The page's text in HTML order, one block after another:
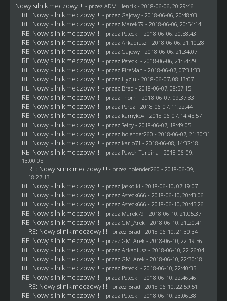
Nowy silnik meczowy !!! - przez ADM_Henrik - 2018-06-06, 20:29:46
RE: Nowy silnik meczowy !!! - przez Gajowy- 2018-06-06, 20:48:03
RE: Nowy silnik meczowy !!! - przez Marek79 - 2018-06-06, 20:54:14
RE: Nowy silnik meczowy !!! - przez Petecki - 2018-06-06, 20:58:43
RE: Nowy silnik meczowy !!! - przez Arkadiusz - 2018-06-06, 21:10:28
RE: Nowy silnik meczowy !!! - przez Gajowy- 2018-06-06, 21:34:07
RE: Nowy silnik meczowy !!! - przez Petecki - 2018-06-06, 21:54:29
RE: Nowy silnik meczowy !!! - przez FireMan - 2018-06-07, 07:31:33
RE: Nowy silnik meczowy !!! - przez Hyziu - 2018-06-07, 08:13:07
RE: Nowy silnik meczowy !!! - przez Brad - 2018-06-07, 08:57:15
RE: Nowy silnik meczowy !!! - przezThorn - 2018-06-07, 09:37:33
RE: Nowy silnik meczowy !!! - przez Perez - 2018-06-07, 11:22:44
RE: Nowy silnik meczowy !!! - przez kamykov- 2018-06-07, 14:45:57
RE: Nowy silnik meczowy !!! - przez Selby- 2018-06-07, 18:49:05
RE: Nowy silnik meczowy !!! - przez holender260 - 2018-06-07, 21:30:31
RE: Nowy silnik meczowy !!! - przez karlo71 - 2018-06-08, 14:32:18
RE: Nowy silnik meczowy !!! - przez Paweł -Turbina - 2018-06-09,
13:00:05
RE: Nowy silnik meczowy !!! - przez holender260 - 2018-06-09,
18:27:13
RE: Nowy silnik meczowy !!! - przez Jaskolki - 2018-06-10, 07:19:07
RE: Nowy silnik meczowy !!! - przez Asteck666 - 2018-06-10, 20:43:06
RE: Nowy silnik meczowy !!! - przez Asteck666 - 2018-06-10, 20:45:26
RE: Nowy silnik meczowy !!! - przez Marek79 - 2018-06-10, 21:05:37
RE: Nowy silnik meczowy !!! - przez GM_Arek - 2018-06-10, 21:20:41
RE: Nowy silnik meczowy !!! - przez Brad - 2018-06-10, 21:30:34
RE: Nowy silnik meczowy !!! - przez GM_Arek - 2018-06-10, 22:19:56
RE: Nowy silnik meczowy !!! - przez Arkadiusz - 2018-06-10, 22:26:04
RE: Nowy silnik meczowy !!! - przez GM_Arek - 2018-06-10, 22:30:18
RE: Nowy silnik meczowy !!! - przez Petecki - 2018-06-10, 22:40:35
RE: Nowy silnik meczowy !!! - przez Petecki - 2018-06-10, 22:46:46
RE: Nowy silnik meczowy !!! - przez Brad - 2018-06-10, 22:59:51
RE: Nowy silnik meczowy !!! - przez Petecki - 2018-06-10, 23:06:38